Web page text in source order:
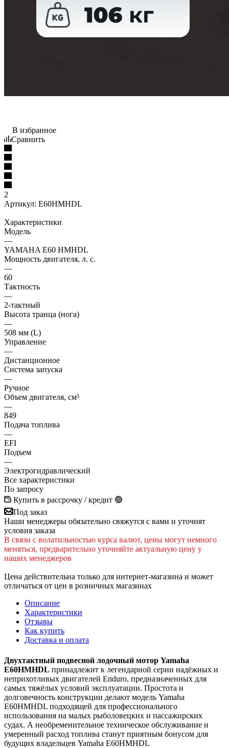
В избранное
Сравнить
2
Артикул: E60HMHDL
Характеристики
Модель
—
YAMAHA E60 HMHDL
Мощность двигателя, л. с.
—
60
Тактность
—
2-тактный
Высота транца (нога)
—
508 мм (L)
Управление
—
Дистанционное
Система запуска
—
Ручное
Объем двигателя, см³
—
849
Подача топлива
—
EFI
Подъем
—
Электрогидравлический
Все характеристики
По запросу
Купить в рассрочку / кредит 🟢
Под заказ
Наши менеджеры обязательно свяжутся с вами и уточнят
условия заказа
В cвязи c вoлатильностью курса валют, цены могут немного
меняться, предварительно уточняйте актуальную цену у
наших менеджеров
Цена действительна только для интернет-магазина и может
отличаться от цен в розничных магазинах
Описание
Характеристики
Отзывы
Как купить
Доставка и оплата
Двухтактный подвесной лодочный мотор Yamaha
E60HMHDL принадлежит к легендарной серии надёжных и
неприхотливых двигателей Enduro, предназначенных для
самых тяжёлых условий эксплуатации. Простота и
долговечность конструкции делают модель Yamaha
E60HMHDL подходящей для профессионального
использования на малых рыболовецких и пассажирских
судах. А необременительное техническое обслуживание и
умеренный расход топлива станут приятным бонусом для
будущих владельцев Yamaha E60HMHDL